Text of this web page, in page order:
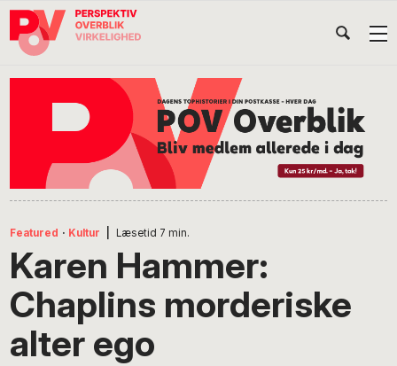
Gå
direkte
Skip
indhold
Gå
direkte
Featured · Kultur Læsetid 7 min.
Karen Hammer:
Chaplins morderiske
alter ego